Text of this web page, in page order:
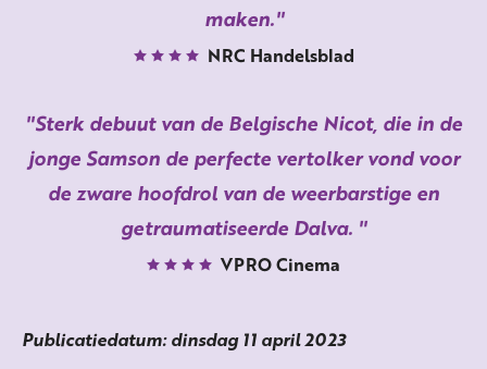
maken.
NRC Handelsblad
Sterk debuut van de Belgische Nicot, die in de
jonge Samson de perfecte vertolker vond voor
de zware hoofdrol van de weerbarstige en
getraumatiseerde Dalva.
VPRO Cinema
Publicatiedatum: dinsdag 11 april 2023